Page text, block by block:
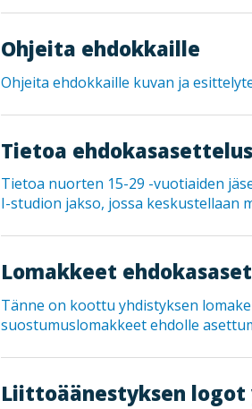
Ohjeita ehdokkaille
Ohjeita ehdokkaille kuvan ja
Tietoa
Tietoa nuorten 15-29 -vuotiaiden
I-studion jakso, jossa keskustellaan
Lomakkeet
Tänne on koottu yhdistyksen
suostumuslomakkeet ehdolle
Liittoäänestyksen